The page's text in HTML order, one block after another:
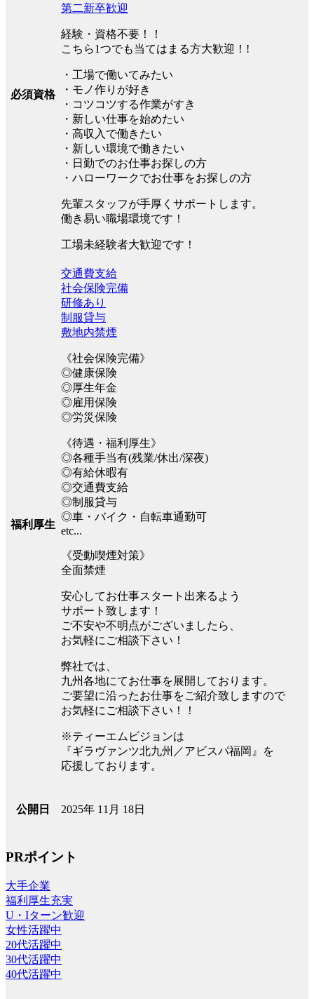
必須資格
第二新卒歓迎
経験・資格不要！！
こちら1つでも当てはまる方大歓迎！!
・工場で働いてみたい
・モノ作りが好き
・コツコツする作業がすき
・新しい仕事を始めたい
・高収入で働きたい
・新しい環境で働きたい
・日勤でのお仕事お探しの方
・ハローワークでお仕事をお探しの方
先輩スタッフが手厚くサポートします。
働き易い職場環境です！
工場未経験者大歓迎です！
福利厚生
交通費支給
社会保険完備
研修あり
制服貸与
敷地内禁煙
《社会保険完備》
◎健康保険
◎厚生年金
◎雇用保険
◎労災保険
《待遇・福利厚生》
◎各種手当有(残業/休出/深夜)
◎有給休暇有
◎交通費支給
◎制服貸与
◎車・バイク・自転車通勤可
etc...
《受動喫煙対策》
全面禁煙
安心してお仕事スタート出来るよう
サポート致します！
ご不安や不明点がございましたら、
お気軽にご相談下さい！
弊社では、
九州各地にてお仕事を展開しております。
ご要望に沿ったお仕事をご紹介致しますので
お気軽にご相談下さい！！
※ティーエムビジョンは
『ギラヴァンツ北九州／アビスパ福岡』を
応援しております。
公開日 2025年 11月 18日
PRポイント
大手企業
福利厚生充実
U・Iターン歓迎
女性活躍中
20代活躍中
30代活躍中
40代活躍中